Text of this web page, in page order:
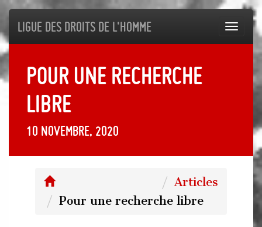
Ligue des droits de l'Homme
Pour une recherche
libre
10 novembre, 2020
Articles
Pour une recherche libre